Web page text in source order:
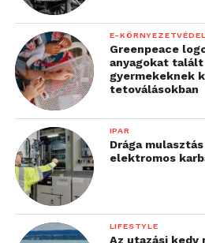
E-
Greenpeace
anyagokat talált
gyermekeknek
tetoválásokban
IPAR
Drága
elektromos
LIFESTYLE
Az utazási kedv